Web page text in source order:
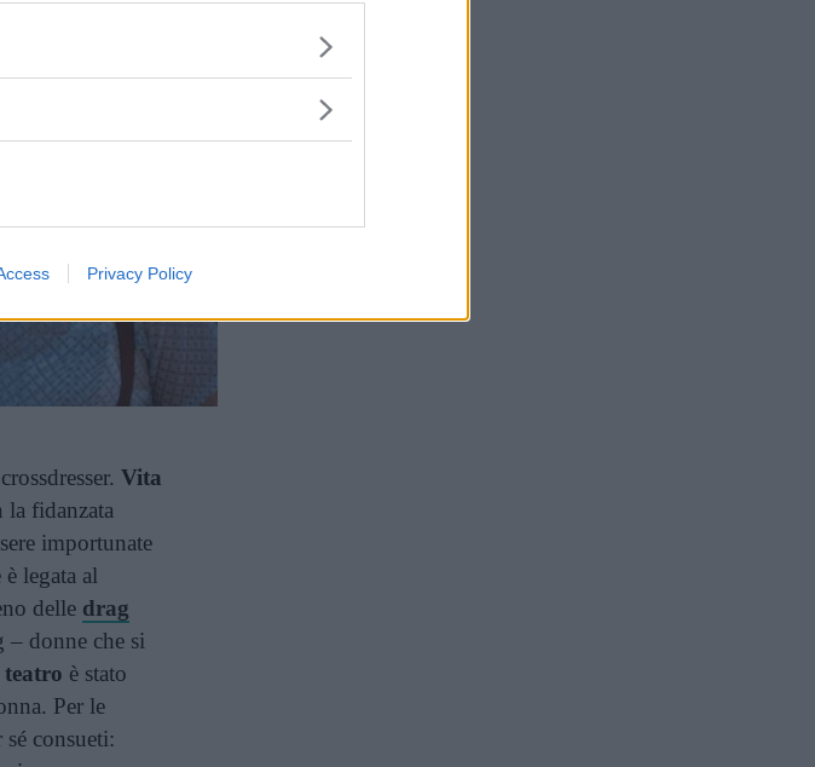
Privacy Policy
Vita
la fidanzata
importunate
legata al
delle drag
donne che si
teatro è stato
Per le
consueti: